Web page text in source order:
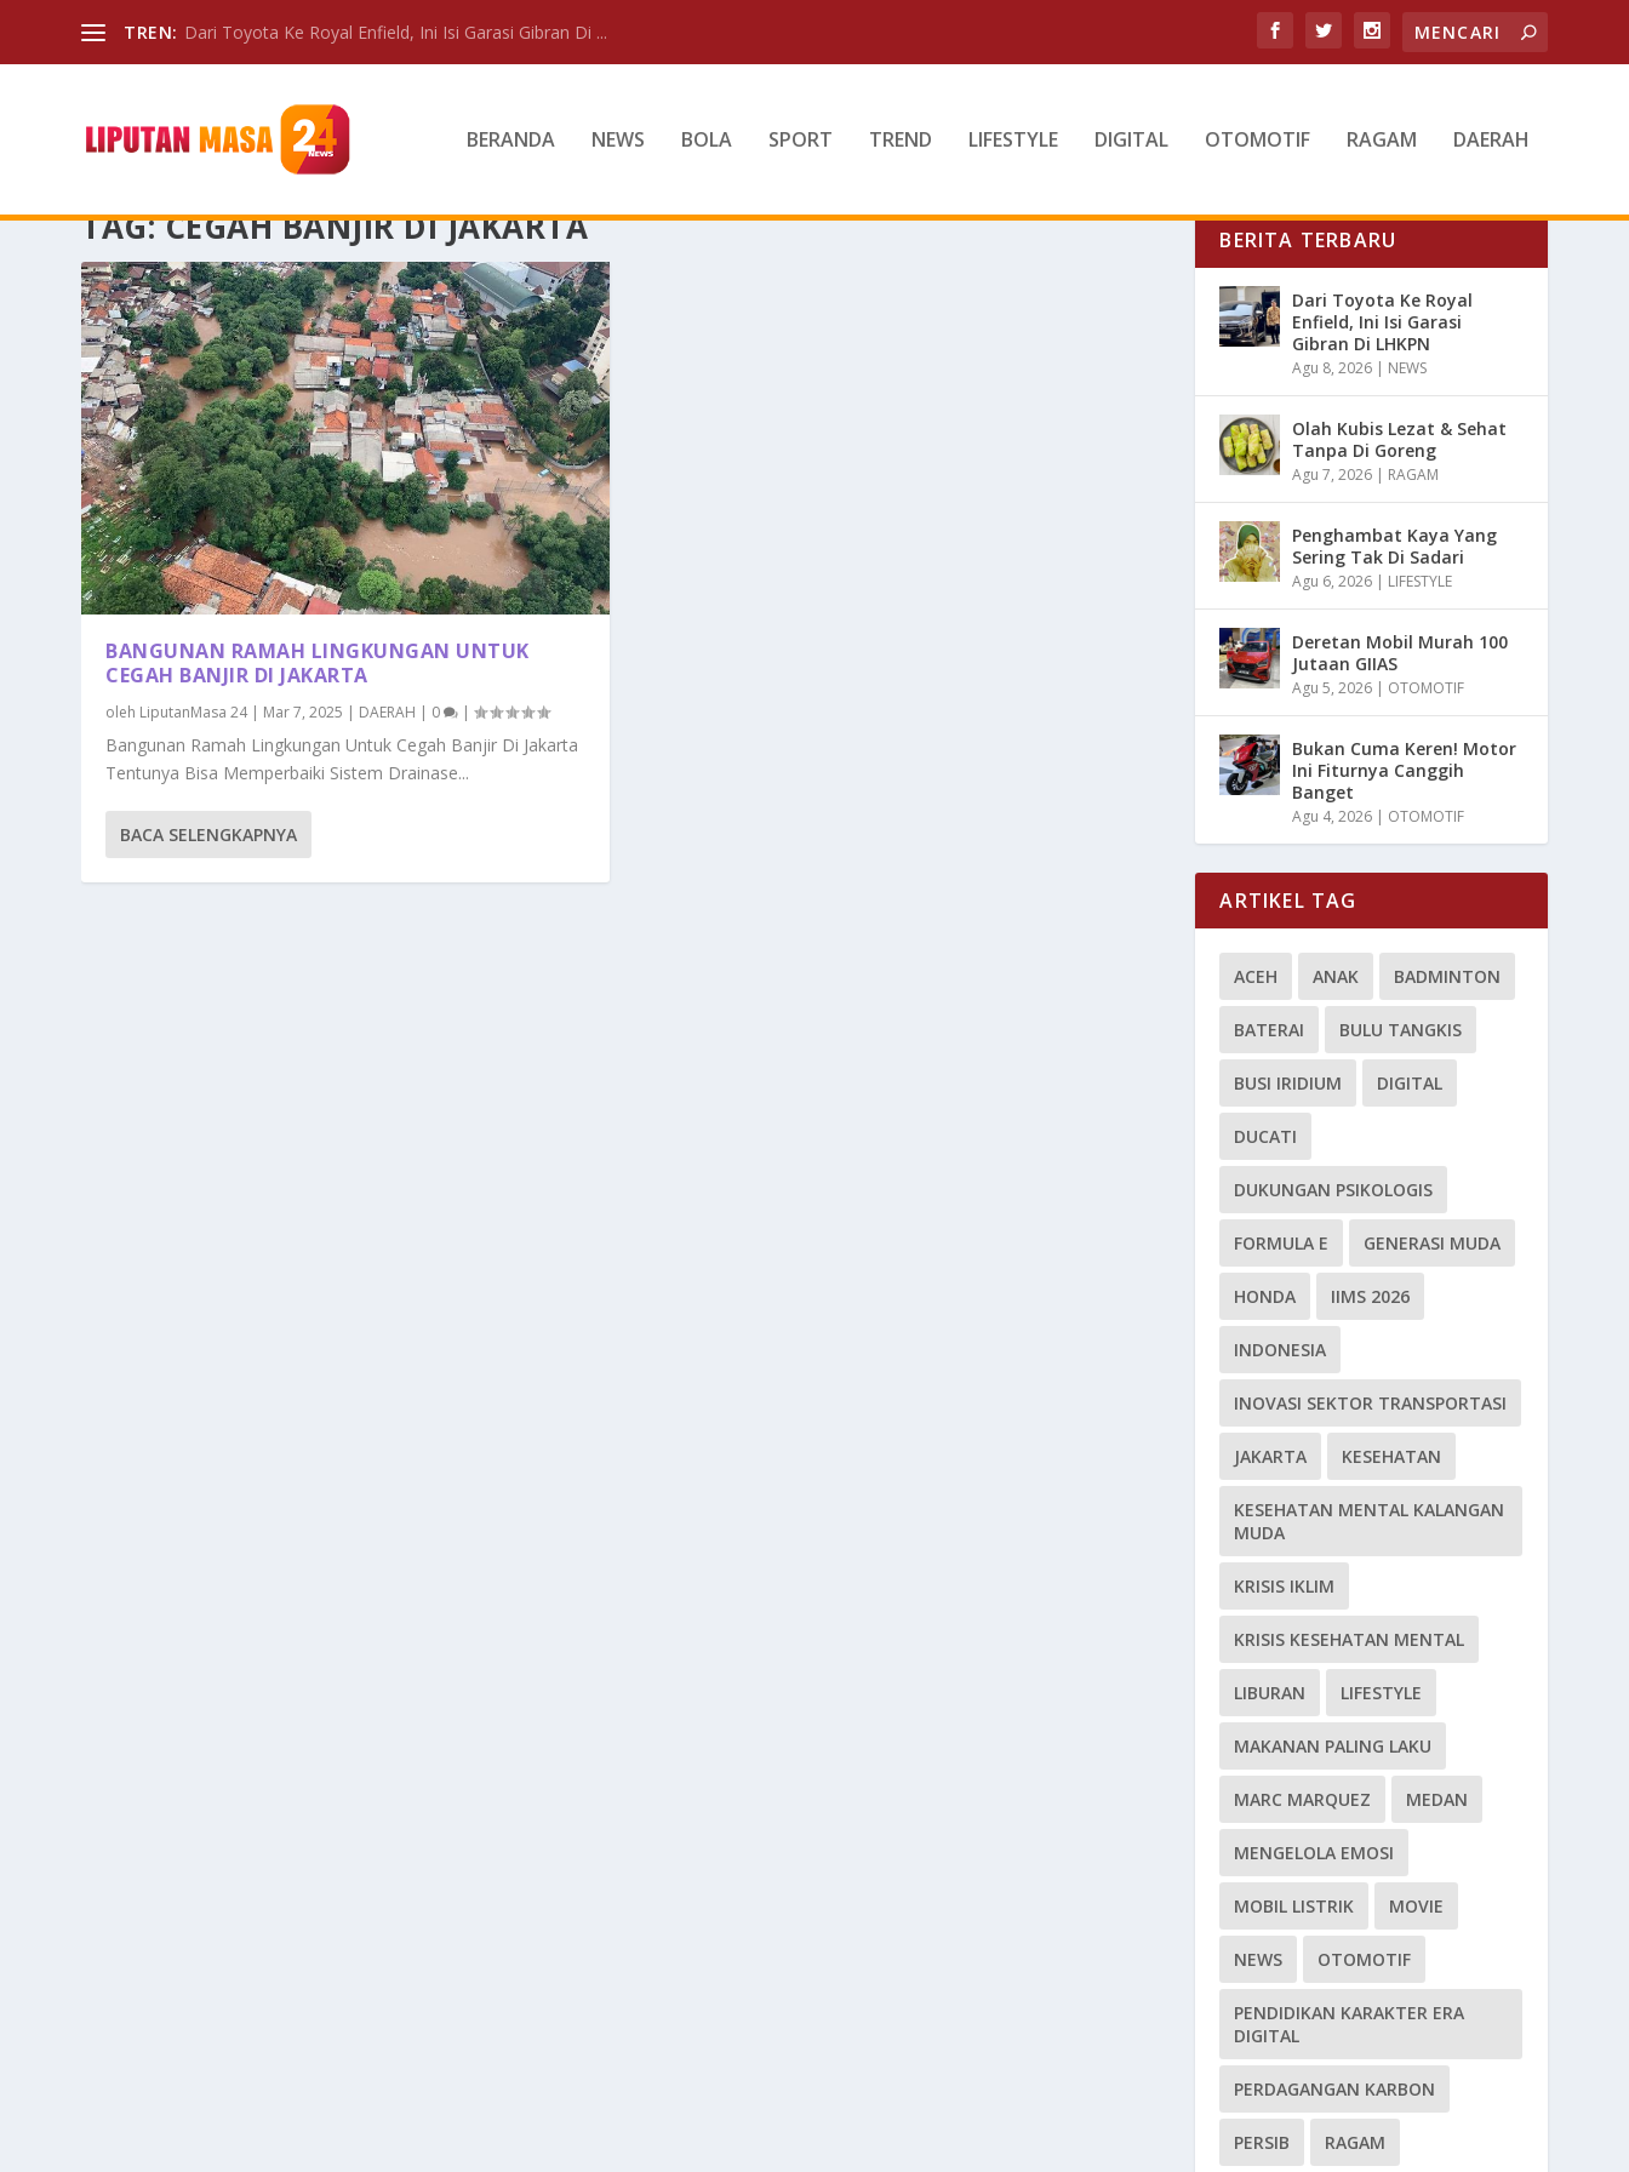
TREN: Dari Toyota Ke Royal Enfield, Ini Isi Garasi Gibran Di ...
BERANDA NEWS BOLA SPORT TREND LIFESTYLE DIGITAL OTOMOTIF RAGAM DAERAH
TAG:CEGAH BANJIR DI JAKARTA
BANGUNAN RAMAH LINGKUNGAN UNTUK
CEGAH BANJIR DI JAKARTA
oleh LiputanMasa 24| Mar 7, 2025 | DAERAH | 0 |
Bangunan Ramah Lingkungan Untuk Cegah Banjir Di Jakarta
Tentunya Bisa Memperbaiki Sistem Drainase...
BACA SELENGKAPNYA
BERITA TERBARU
Dari Toyota Ke Royal
Enfield, Ini Isi Garasi
Gibran Di LHKPN
Agu 8, 2026 | NEWS
Olah Kubis Lezat & Sehat
Tanpa Di Goreng
Agu 7, 2026 | RAGAM
Penghambat Kaya Yang
Sering Tak Di Sadari
Agu 6, 2026 | LIFESTYLE
Deretan Mobil Murah 100
Jutaan GIIAS
Agu 5, 2026 | OTOMOTIF
Bukan Cuma Keren! Motor
Ini Fiturnya Canggih
Banget
Agu 4, 2026 | OTOMOTIF
ARTIKEL TAG
ACEH ANAK BADMINTON
BATERAI BULU TANGKIS
BUSI IRIDIUM DIGITAL
DUCATI
DUKUNGAN PSIKOLOGIS
FORMULA E GENERASI MUDA
HONDA IIMS 2026
INDONESIA
INOVASI SEKTOR TRANSPORTASI
JAKARTA KESEHATAN
KESEHATAN MENTAL KALANGAN
MUDA
KRISIS IKLIM
KRISIS KESEHATAN MENTAL
LIBURAN LIFESTYLE
MAKANAN PALING LAKU
MARC MARQUEZ MEDAN
MENGELOLA EMOSI
MOBIL LISTRIK MOVIE
NEWS OTOMOTIF
PENDIDIKAN KARAKTER ERA
DIGITAL
PERDAGANGAN KARBON
PERSIB RAGAM